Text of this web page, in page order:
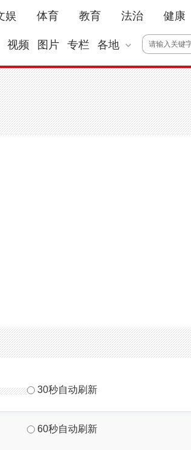
娱 体育 教育 法治 健康
视频 图片 专栏 各地
30秒自动刷新
60秒自动刷新